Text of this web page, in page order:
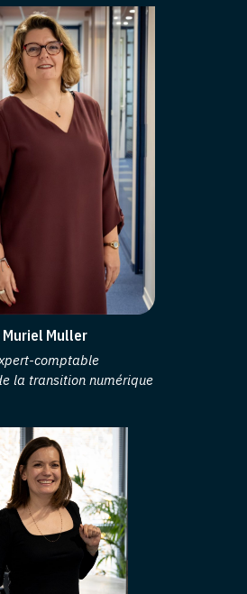
Muriel Muller
comptable
la transition numérique